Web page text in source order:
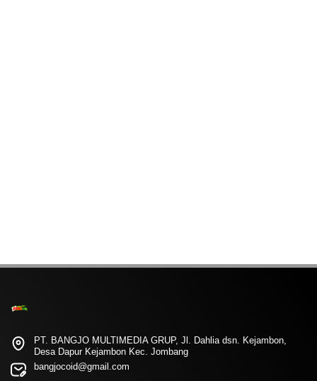
PT. BANGJO MULTIMEDIA GRUP, Jl. Dahlia dsn. Kejambon,
Desa Dapur Kejambon Kec. Jombang
bangjocoid@gmail.com